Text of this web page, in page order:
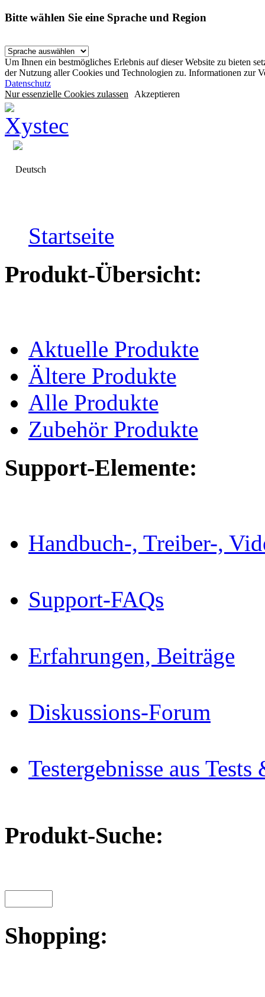
Bitte wählen Sie eine Sprache und Region
Um Ihnen ein bestmögliches Erlebnis auf dieser Website zu bieten
der Nutzung aller Cookies und Technologien zu. Informationen zur
Datenschutz
Nur essenzielle Cookies zulassen Akzeptieren
Deutsch
Startseite
Produkt-Übersicht:
Aktuelle Produkte
Ältere Produkte
Alle Produkte
Zubehör Produkte
Support-Elemente:
Handbuch-, Treiber-,
Support-FAQs
Erfahrungen, Beiträge
Diskussions-Forum
Testergebnisse aus
Produkt-Suche:
Shopping: